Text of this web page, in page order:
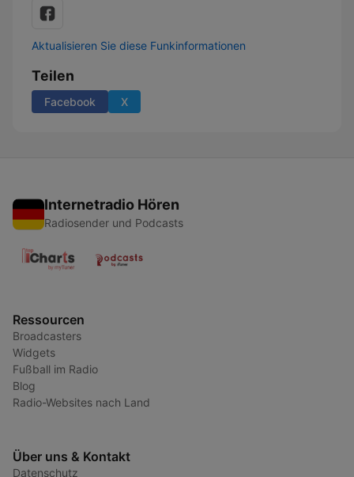
Aktualisieren Sie diese Funkinformationen
Teilen
Facebook X
Internetradio Hören
Radiosender und Podcasts
Ressourcen
Broadcasters
Widgets
Fußball im Radio
Blog
Radio-Websites nach Land
Über uns & Kontakt
Datenschutz